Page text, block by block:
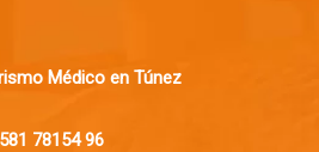
Médico en Túnez
78154 96